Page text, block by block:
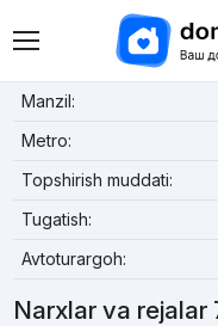
Manzil:
Metro:
Topshirish muddati:
Tugatish:
Avtoturargoh:
Narxlar va rejalar